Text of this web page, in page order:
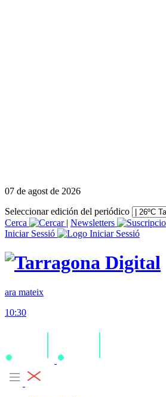
07 de agost de 2026
Seleccionar edición del periódico
Cerca
| Newsletters
Iniciar Sessió
ara mateix
10:30